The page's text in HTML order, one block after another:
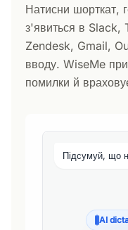
Підсумуй, що
AI
Натисни шорткат,
з'явиться в Slack,
Zendesk, Gmail,
вводу. WiseMe
помилки й